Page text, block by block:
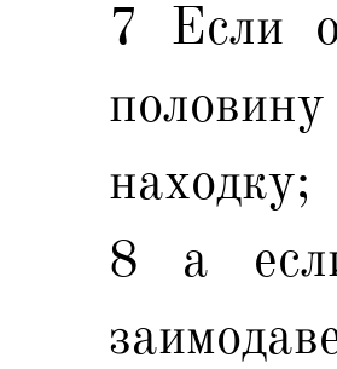
7 Если
находку;
8 а